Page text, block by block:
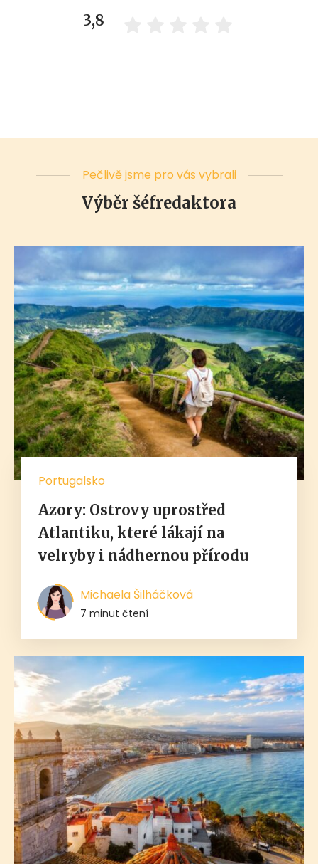
3,8
Pečlivě jsme pro vás vybrali
Výběr šéfredaktora
Portugalsko
Azory: Ostrovy uprostřed
Atlantiku, které lákají na
velryby i nádhernou přírodu
Michaela Šilháčková
7 minut čtení